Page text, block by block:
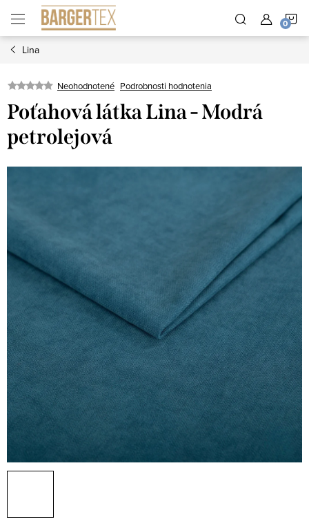
obsah
Lina
Neohodnotené Podrobnosti hodnotenia
Poťahová látka Lina - Modrá
petrolejová